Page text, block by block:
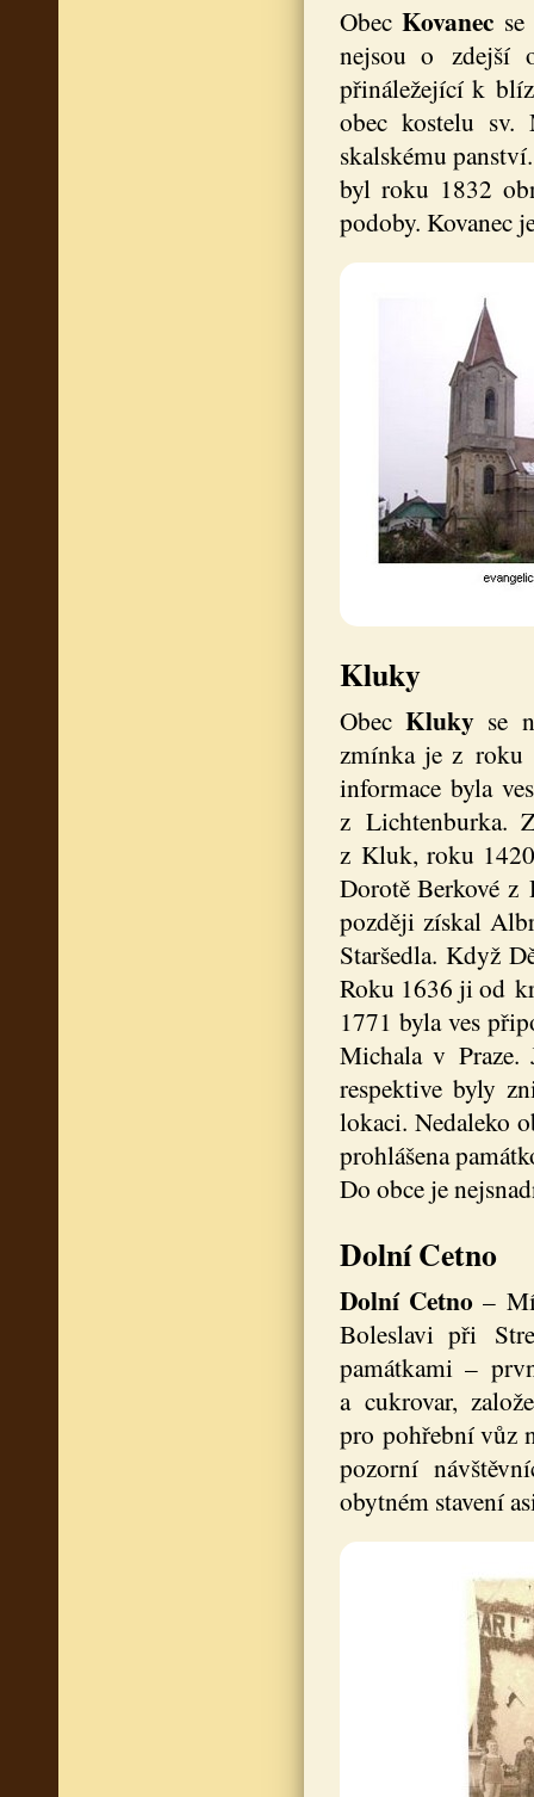
ObecKovanec
nejsou o zdejší
přináležející k
obec kostelu
skalskému
byl roku 1832
podoby. Kovanec
Kluky
Obec Kluky se
zmínka je z roku
informace byla
z Lichtenburka.
z Kluk, roku
Dorotě Berkové z
později získal
Staršedla. Když
Roku 1636 ji od
1771 byla ves
Michala v Praze.
respektive byly
lokaci. Nedaleko
prohlášena
Do obce je
Dolní Cetno
Dolní Cetno–
Boleslavi při
památkami –
a cukrovar,
pro pohřební vůz
pozorní
obytném stavení